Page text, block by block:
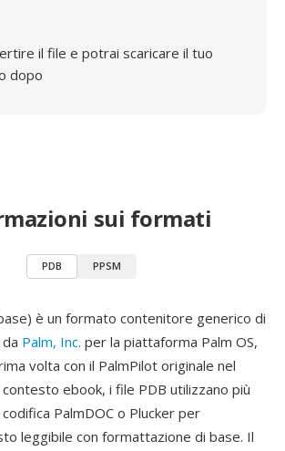
il file e potrai scaricare il tuo
dopo
sui formati
PDB PPSM
è un formato contenitore generico di
Palm, Inc. per la piattaforma Palm OS,
volta con il PalmPilot originale nel
ebook, i file PDB utilizzano più
PalmDOC o Plucker per
leggibile con formattazione di base. Il